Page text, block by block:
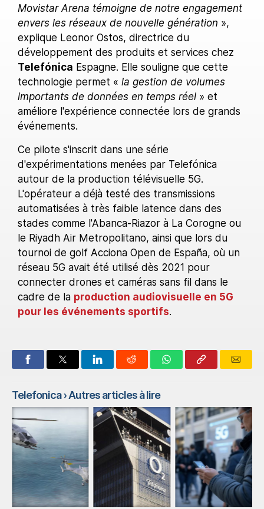
Movistar Arena témoigne de notre engagement
envers les réseaux de nouvelle génération »,
explique Leonor Ostos, directrice du
développement des produits et services chez
Telefónica Espagne. Elle souligne que cette
technologie permet « la gestion de volumes
importants de données en temps réel » et
améliore l'expérience connectée lors de grands
événements.
Ce pilote s'inscrit dans une série
d'expérimentations menées par Telefónica
autour de la production télévisuelle 5G.
L'opérateur a déjà testé des transmissions
automatisées à très faible latence dans des
stades comme l'Abanca-Riazor à La Corogne ou
le Riyadh Air Metropolitano, ainsi que lors du
tournoi de golf Acciona Open de España, où un
réseau 5G avait été utilisé dès 2021 pour
connecter drones et caméras sans fil dans le
cadre de la production audiovisuelle en 5G
pour les événements sportifs.
Telefonica› Autres articles à lire